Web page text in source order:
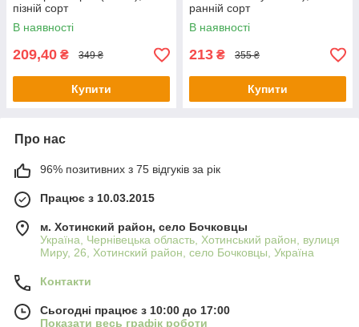
пізній сорт
В наявності
209,40 ₴ 349 ₴
Купити
ранній сорт
В наявності
213 ₴ 355 ₴
Купити
Про нас
96% позитивних з 75 відгуків за рік
Працює з 10.03.2015
м. Хотинский район, село Бочковцы
Україна, Чернівецька область, Хотинський район, вулиця
Миру, 26, Хотинский район, село Бочковцы, Україна
Контакти
Сьогодні працює з 10:00 до 17:00
Показати весь графік роботи